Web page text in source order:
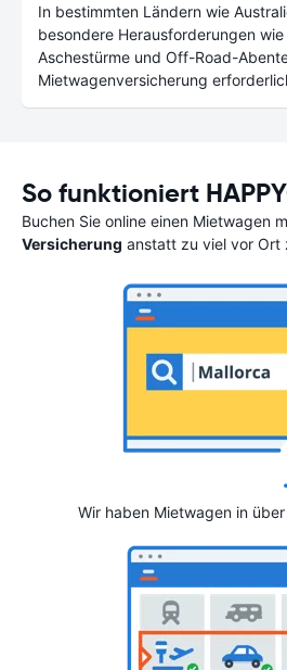
In bestimmten Ländern wie
besondere Herausforderungen
Aschestürme und Off-Road-
Mietwagenversicherung
So funktioniert
Buchen Sie online einen Mietwagen
Versicherung anstatt zu viel vor Ort
Wir haben Mietwagen in über